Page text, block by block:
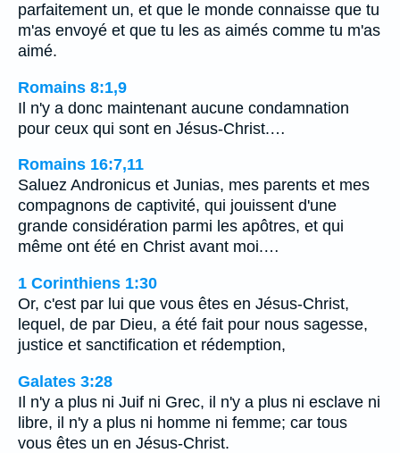
parfaitement un, et que le monde connaisse que tu
m'as envoyé et que tu les as aimés comme tu m'as
aimé.
Romains 8:1,9
Il n'y a donc maintenant aucune condamnation
pour ceux qui sont en Jésus-Christ.…
Romains 16:7,11
Saluez Andronicus et Junias, mes parents et mes
compagnons de captivité, qui jouissent d'une
grande considération parmi les apôtres, et qui
même ont été en Christ avant moi.…
1 Corinthiens 1:30
Or, c'est par lui que vous êtes en Jésus-Christ,
lequel, de par Dieu, a été fait pour nous sagesse,
justice et sanctification et rédemption,
Galates 3:28
Il n'y a plus ni Juif ni Grec, il n'y a plus ni esclave ni
libre, il n'y a plus ni homme ni femme; car tous
vous êtes un en Jésus-Christ.